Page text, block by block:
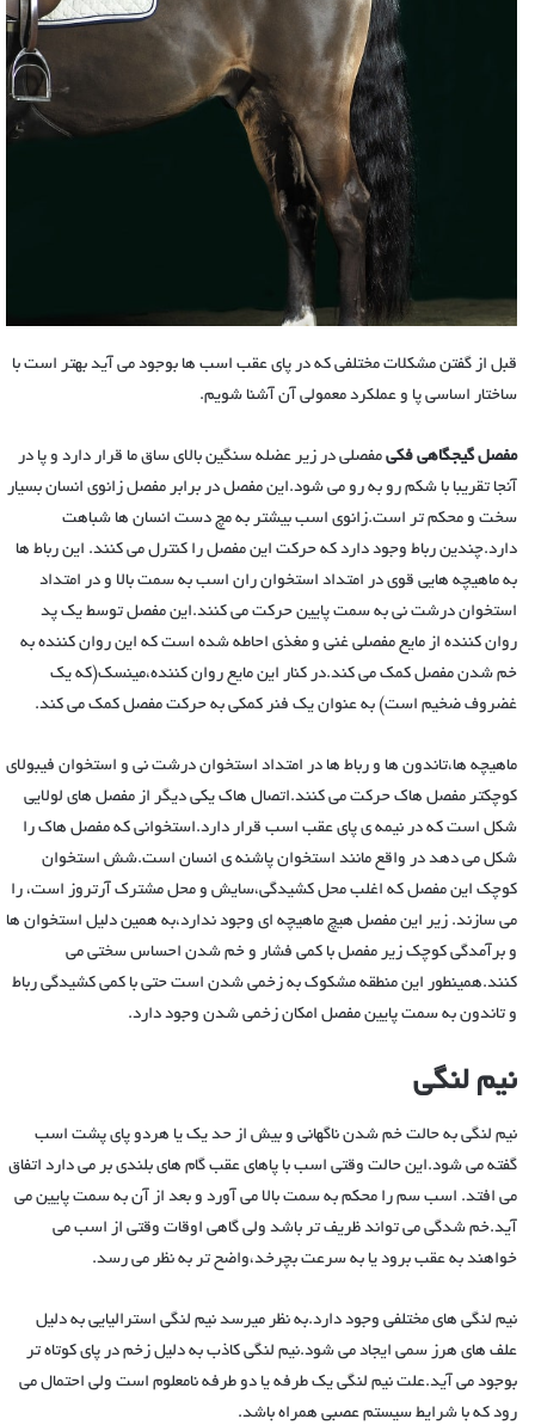
قبل از گفتن مشکلات مختلفی که در پای عقب اسب ها بوجود می آید بهتر است با
ساختار اساسی پا و عملکرد معمولی آن آشنا شویم.
مفصل گیجگاهی فکی مفصلی در زیر عضله سنگین بالای ساق ما قرار دارد و پا در
آنجا تقریبا با شکم رو به رو می شود.این مفصل در برابر مفصل زانوی انسان بسیار
سخت و محکم تر است.زانوی اسب بیشتر به مچ دست انسان ها شباهت
دارد.چندین رباط وجود دارد که حرکت این مفصل را کنترل می کنند. این رباط ها
به ماهیچه هایی قوی در امتداد استخوان ران اسب به سمت بالا و در امتداد
استخوان درشت نی به سمت پایین حرکت می کنند.این مفصل توسط یک پد
روان کننده از مایع مفصلی غنی و مغذی احاطه شده است که این روان کننده به
خم شدن مفصل کمک می کند.در کنار این مایع روان کننده،مینسک(که یک
غضروف ضخیم است) به عنوان یک فنر کمکی به حرکت مفصل کمک می کند.
ماهیچه ها،تاندون ها و رباط ها در امتداد استخوان درشت نی و استخوان فیبولای
کوچکتر مفصل هاک حرکت می کنند.اتصال هاک یکی دیگر از مفصل های لولایی
شکل است که در نیمه ی پای عقب اسب قرار دارد.استخوانی که مفصل هاک را
شکل می دهد در واقع مانند استخوان پاشنه ی انسان است.شش استخوان
کوچک این مفصل که اغلب محل کشیدگی،سایش و محل مشترک آرتروز است، را
می سازند. زیر این مفصل هیچ ماهیچه ای وجود ندارد،به همین دلیل استخوان ها
و برآمدگی کوچک زیر مفصل با کمی فشار و خم شدن احساس سختی می
کنند.همینطور این منطقه مشکوک به زخمی شدن است حتی با کمی کشیدگی رباط
و تاندون به سمت پایین مفصل امکان زخمی شدن وجود دارد.
نیم لنگی
نیم لنگی به حالت خم شدن ناگهانی و بیش از حد یک یا هردو پای پشت اسب
گفته می شود.این حالت وقتی اسب با پاهای عقب گام های بلندی بر می دارد اتفاق
می افتد. اسب سم را محکم به سمت بالا می آورد و بعد از آن به سمت پایین می
آید‌.خم شدگی می تواند ظریف تر باشد ولی گاهی اوقات وقتی از اسب می
خواهند به عقب برود یا به سرعت بچرخد،واضح تر به نظر می رسد.
نیم لنگی های مختلفی وجود دارد.به نظر میرسد نیم لنگی استرالیایی به دلیل
علف های هرز سمی ایجاد می شود.نیم لنگی کاذب به دلیل زخم در پای کوتاه تر
بوجود می آید.علت نیم لنگی یک طرفه یا دو طرفه نامعلوم است ولی احتمال می
رود که با شرایط سیستم عصبی همراه باشد.